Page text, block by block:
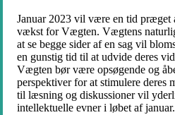
Januar 2023 vil være en tid præget
vækst for Vægten. Vægtens
at se begge sider af en sag vil
en gunstig tid til at udvide deres
Vægten bør være opsøgende og
perspektiver for at stimulere deres
til læsning og diskussioner vil
intellektuelle evner i løbet af januar.